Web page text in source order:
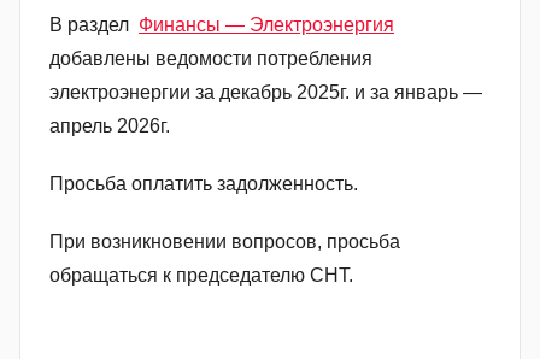
р
о
м
m
В раздел Финансы — Электроэнергия
добавлены ведомости потребления
электроэнергии за декабрь 2025г. и за январь —
апрель 2026г.
Просьба оплатить задолженность.
При возникновении вопросов, просьба
обращаться к председателю СНТ.